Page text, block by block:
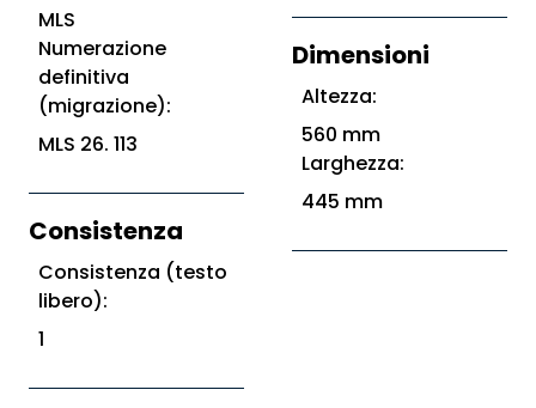
MLS
Numerazione
definitiva
(migrazione):
MLS 26. 113
Consistenza
Consistenza (testo
libero):
1
Dimensioni
Altezza:
560 mm
Larghezza:
445 mm